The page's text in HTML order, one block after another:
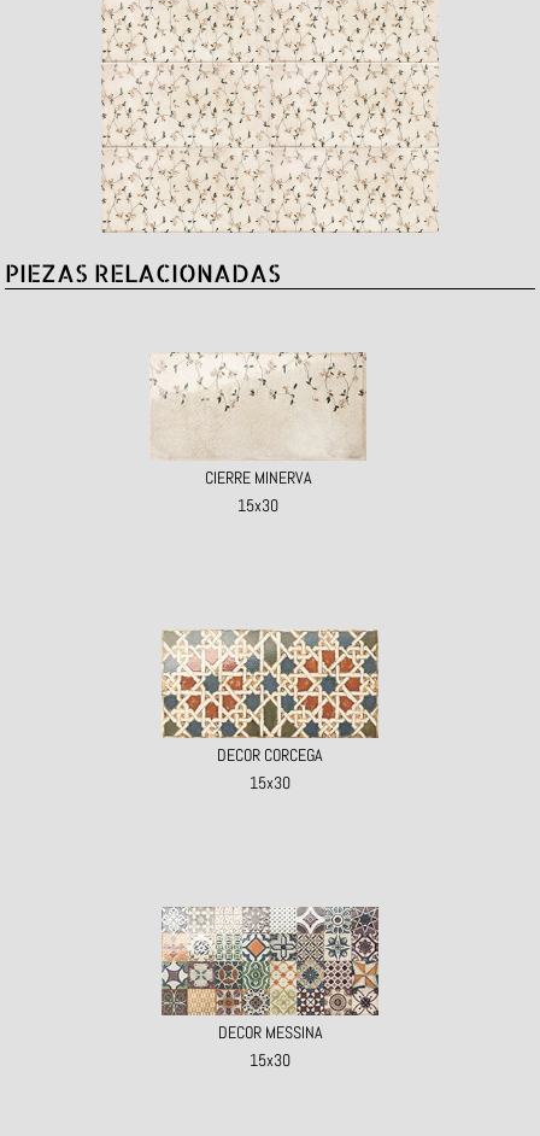
PIEZAS RELACIONADAS
CIERRE MINERVA
15x30
DECOR CORCEGA
15x30
DECOR MESSINA
15x30